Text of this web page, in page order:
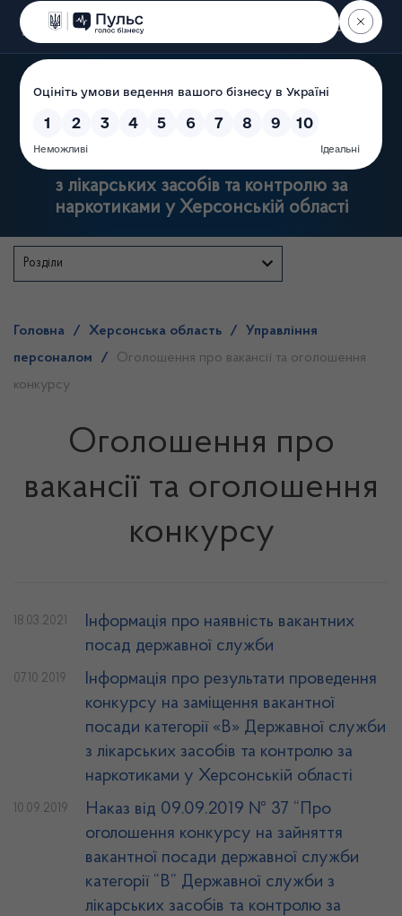
Пошук
з лікарських засобів та контролю за
наркотиками у Херсонській області
Розділи
Головна / Херсонська область /
Управління
персоналом
/
Оголошення про вакансії та оголошення
конкурсу
Оголошення про
вакансії та оголошення
конкурсу
18.03.2021
Інформація про наявність вакантних
посад державної служби
07.10.2019
Інформація про результати проведення
конкурсу на заміщення вакантної
посади категорії «В» Державної служби
з лікарських засобів та контролю за
наркотиками у Херсонській області
10.09.2019
Наказ від 09.09.2019 № 37 “Про
оголошення конкурсу на зайняття
вакантної посади державної служби
категорії “В” Державної служби з
лікарських засобів та контролю за